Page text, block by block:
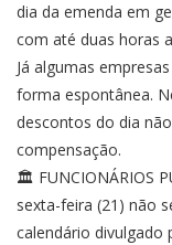
dia da emenda em
com até duas horas
Já algumas
forma espontânea.
descontos do dia
compensação.
🏛️ FUNCIONÁRIOS
sexta-feira (21) não
calendário divulgado